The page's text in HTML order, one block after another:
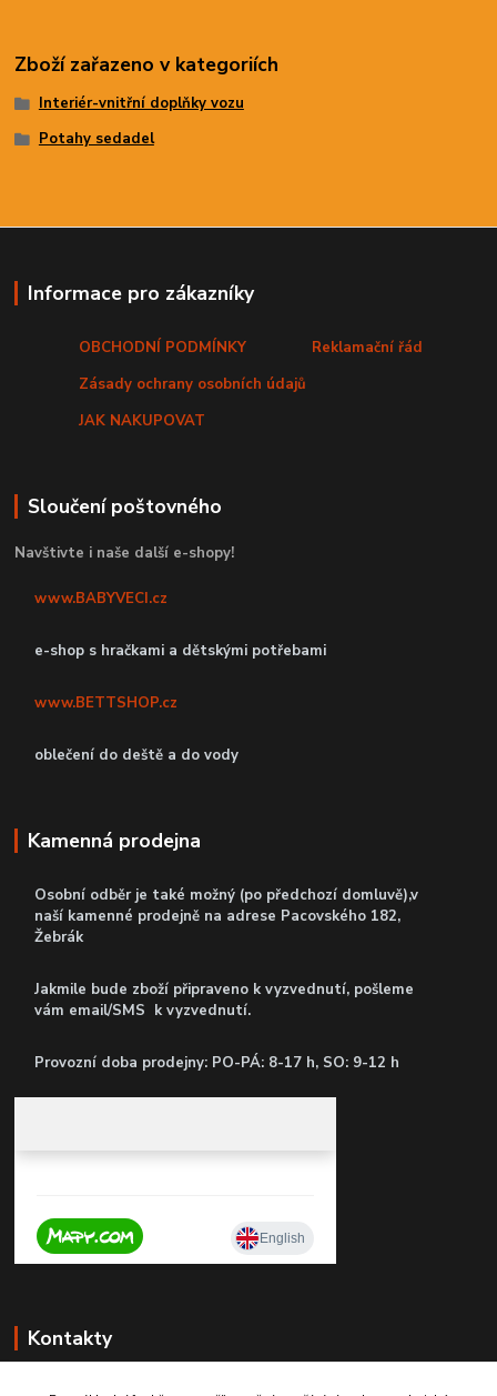
Zboží zařazeno v kategoriích
Interiér-vnitřní doplňky vozu
Potahy sedadel
Informace pro zákazníky
OBCHODNÍ PODMÍNKY
Reklamační řád
Zásady ochrany osobních údajů
JAK NAKUPOVAT
Sloučení poštovného
Navštivte i naše další e-shopy!
www.BABYVECI.cz
e-shop s hračkami a dětskými potřebami
www.BETTSHOP.cz
oblečení do deště a do vody
Kamenná prodejna
Osobní odběr je také možný (po předchozí domluvě),v
naší kamenné prodejně na adrese Pacovského 182,
Žebrák
Jakmile bude zboží připraveno k vyzvednutí, pošleme
vám email/SMS k vyzvednutí.
Provozní doba prodejny: PO-PÁ: 8-17 h, SO: 9-12 h
Kontakty